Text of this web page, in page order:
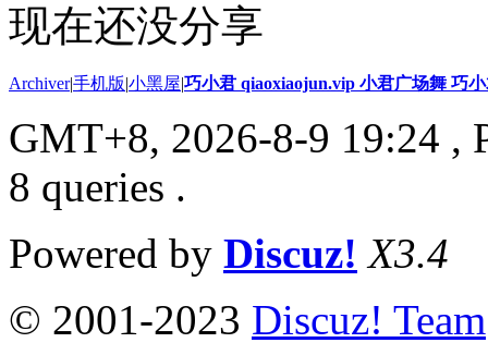
现在还没分享
Archiver|手机版|小黑屋|巧小君 qiaoxiaojun.vip 小君广场舞 巧
GMT+8, 2026-8-9 19:24 ,
8 queries .
Powered by Discuz! X3.4
© 2001-2023 Discuz! Team